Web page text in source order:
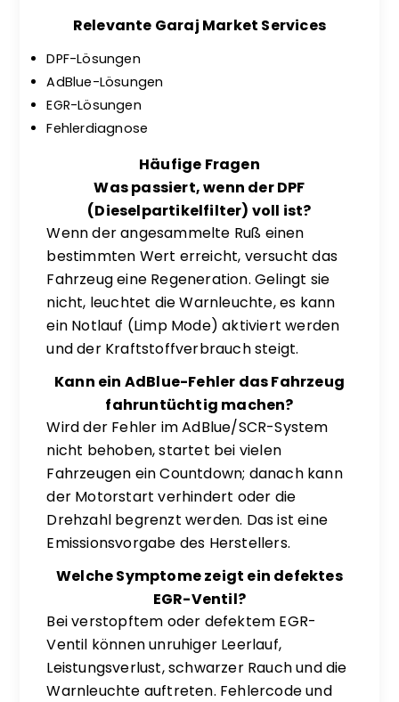
Relevante Garaj Market Services
DPF-Lösungen
AdBlue-Lösungen
EGR-Lösungen
Fehlerdiagnose
Häufige Fragen
Was passiert, wenn der DPF
(Dieselpartikelfilter) voll ist?
Wenn der angesammelte Ruß einen
bestimmten Wert erreicht, versucht das
Fahrzeug eine Regeneration. Gelingt sie
nicht, leuchtet die Warnleuchte, es kann
ein Notlauf (Limp Mode) aktiviert werden
und der Kraftstoffverbrauch steigt.
Kann ein AdBlue-Fehler das Fahrzeug
fahruntüchtig machen?
Wird der Fehler im AdBlue/SCR-System
nicht behoben, startet bei vielen
Fahrzeugen ein Countdown; danach kann
der Motorstart verhindert oder die
Drehzahl begrenzt werden. Das ist eine
Emissionsvorgabe des Herstellers.
Welche Symptome zeigt ein defektes
EGR-Ventil?
Bei verstopftem oder defektem EGR-
Ventil können unruhiger Leerlauf,
Leistungsverlust, schwarzer Rauch und die
Warnleuchte auftreten. Fehlercode und